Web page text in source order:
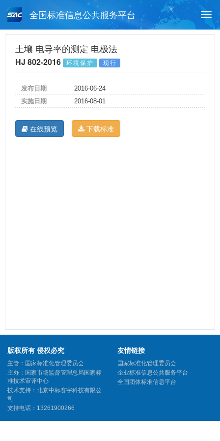
全国标准信息公共服务平台
月报查询 标准公告查询
土壤 电导率的测定 电极法
HJ 802-2016 环境保护 现行
发布日期
2016-06-24
实施日期
2016-08-01
在线预览 下载标准
版权所有 侵权必究
主管：国家标准化管理委员会
主办：国家市场监督管理总局国家标
准技术审评中心
技术支持：北京中标赛宇科技有限公
司
支持电话：13261900266
友情链接
国家标准化管理委员会
企业标准信息公共服务平台
全国团体标准信息平台